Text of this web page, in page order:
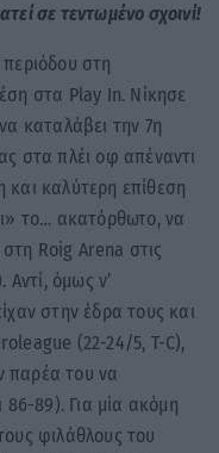
σε τεντωμένο σχοινί!
στη
στα Play In. Νίκησε
καταλάβει την 7η
στα πλέι οφ απέναντι
καλύτερη επίθεση
το… ακατόρθωτο, να
Roig Arena στις
Αντί, όμως ν’
στην έδρα τους και
(22-24/5, T-C),
παρέα του να
86-89). Για μία ακόμη
φιλάθλους του